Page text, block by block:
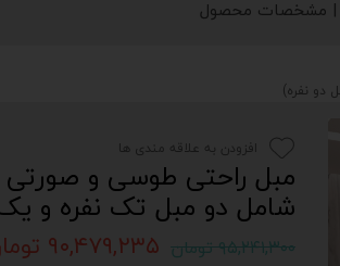
| مشخصات محصول
شامل دو مبل تک نفره و
۹۵,۲۴۱,۳۰۰ تومان ۹۰,۴۷۹,۲۳۵ تومان
افزودن به علاقه مندی ها